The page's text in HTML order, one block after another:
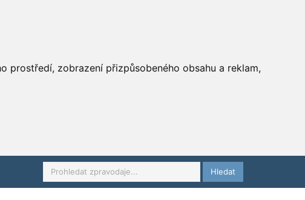
prostředí, zobrazení přizpůsobeného obsahu a reklam,
Hledat